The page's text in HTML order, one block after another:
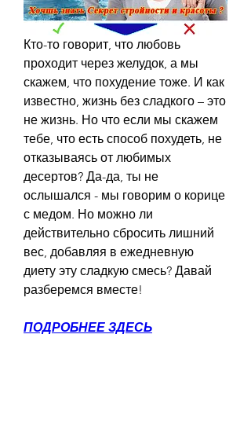
Кто-то говорит, что любовь
проходит через желудок, а мы
скажем, что похудение тоже. И как
известно, жизнь без сладкого – это
не жизнь. Но что если мы скажем
тебе, что есть способ похудеть, не
отказываясь от любимых
десертов? Да-да, ты не
ослышался - мы говорим о корице
с медом. Но можно ли
действительно сбросить лишний
вес, добавляя в ежедневную
диету эту сладкую смесь? Давай
разберемся вместе!
ПОДРОБНЕЕ ЗДЕСЬ